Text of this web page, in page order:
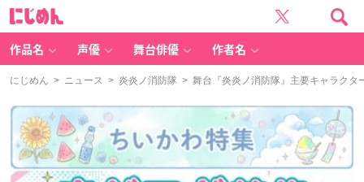
作品名 声優 舞台俳優 作者名
にじめん > ニュース > 炎炎ノ消防隊 > 舞台『炎炎ノ消防隊』主要キャラクタ